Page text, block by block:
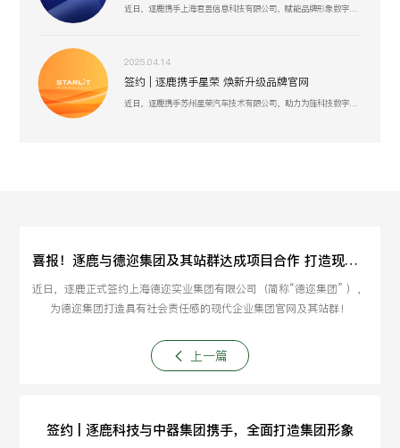
2025.04.14
签约 | 逐鹿携手星荣 焕新升级品牌官网
近日，逐鹿携手苏州星荣汽车技术有限公司，助力为旌科技数字化官网平台全面升级，赋能品牌形象数字化，以全新形象为品牌营销赋能。
喜报！逐鹿与德迩集团及其站群达成项目合作 打造现代企业集团官网
近日，逐鹿正式签约上海德迩实业集团有限公司（简称“德迩集团” ），
为德迩集团打造具有社会责任感的现代企业集团官网及其站群！
上一篇
签约 | 逐鹿科技与中器集团携手，全面打造集团形象